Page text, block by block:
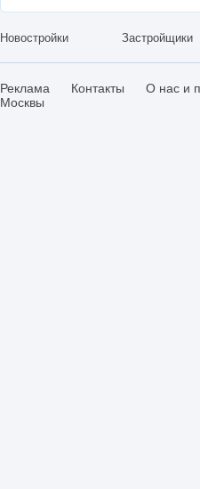
Новостройки Застройщики
Реклама Контакты О нас и
Москвы